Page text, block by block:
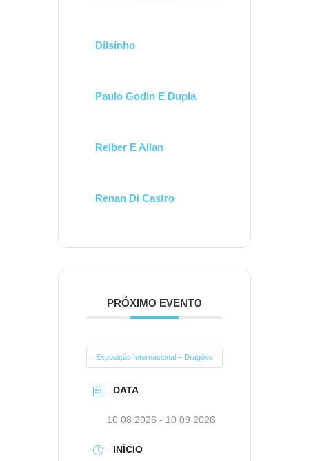
Dilsinho
Paulo Godin E Dupla
Relber E Allan
Renan Di Castro
PRÓXIMO EVENTO
Exposição Internacional – Dragões
DATA
10 08 2026 - 10 09 2026
INÍCIO